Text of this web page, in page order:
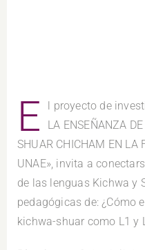
E
l proyecto de
LA ENSEÑANZA
SHUAR CHICHAM EN LA
UNAE», invita a
de las lenguas Kichwa y
pedagógicas de: ¿Cómo
kichwa-shuar como L1 y